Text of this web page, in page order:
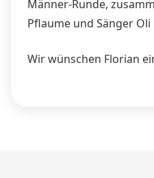
Männer-Runde,
Pflaume und Sänger Oli
Wir wünschen Florian